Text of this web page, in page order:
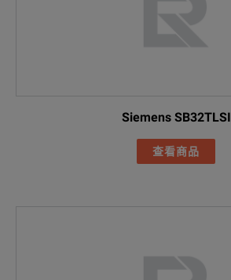
Siemens SB32TLSI
查看商品